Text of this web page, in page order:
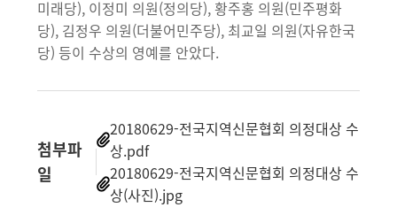
미래당), 이정미 의원(정의당), 황주홍 의원(민주평화
당), 김정우 의원(더불어민주당), 최교일 의원(자유한국
당) 등이 수상의 영예를 안았다.
첨부파
일
20180629-전국지역신문협회 의정대상 수
상.pdf
20180629-전국지역신문협회 의정대상 수
상(사진).jpg